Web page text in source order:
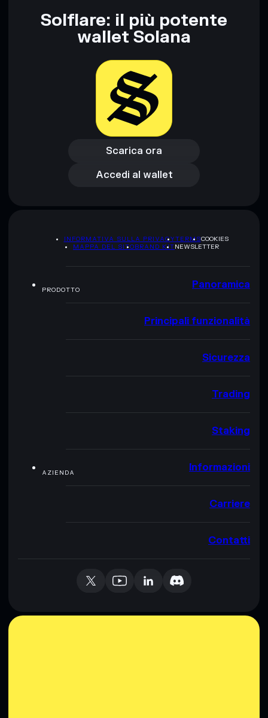
Solflare: il più potente
wallet Solana
Scarica ora
Scarica ora
Accedi al wallet
Accedi al wallet
INFORMATIVA SULLA PRIVACYTERMSCOOKIES
MAPPA DEL SITOBRAND KITNEWSLETTER
PRODOTTO Panoramica
Principali funzionalità
Sicurezza
Trading
Staking
AZIENDA Informazioni
Carriere
Contatti